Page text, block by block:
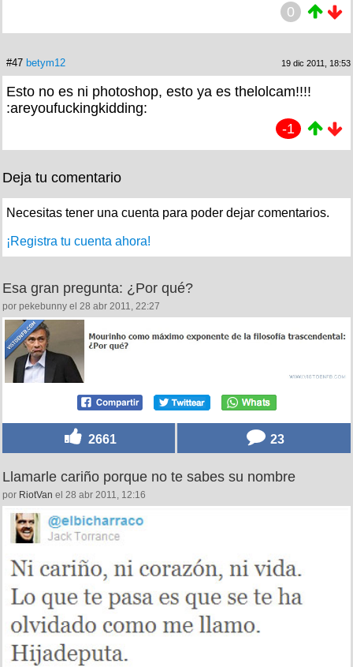
0
#47 betym12 19 dic 2011, 18:53
Esto no es ni photoshop, esto ya es thelolcam!!!!
:areyoufuckingkidding:
-1
Deja tu comentario
Necesitas tener una cuenta para poder dejar comentarios.
¡Registra tu cuenta ahora!
Esa gran pregunta: ¿Por qué?
por pekebunny el 28 abr 2011, 22:27
2661 23
Llamarle cariño porque no te sabes su nombre
por RiotVan el 28 abr 2011, 12:16